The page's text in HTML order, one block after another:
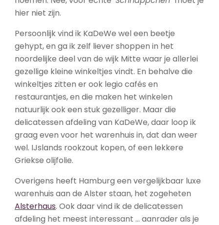
hier niet zijn.
Persoonlijk vind ik KaDeWe wel een beetje
gehypt, en ga ik zelf liever shoppen in het
noordelijke deel van de wijk Mitte waar je allerlei
gezellige kleine winkeltjes vindt. En behalve die
winkeltjes zitten er ook legio cafés en
restaurantjes, en die maken het winkelen
natuurlijk ook een stuk gezelliger. Maar die
delicatessen afdeling van KaDeWe, daar loop ik
graag even voor het warenhuis in, dat dan weer
wel. IJslands rookzout kopen, of een lekkere
Griekse olijfolie.
Overigens heeft Hamburg een vergelijkbaar luxe
warenhuis aan de Alster staan, het zogeheten
Alsterhaus. Ook daar vind ik de delicatessen
afdeling het meest interessant … aanrader als je